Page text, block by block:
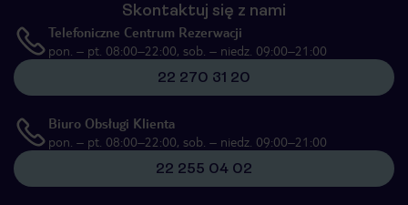
Skontaktuj się z nami
Telefoniczne Centrum Rezerwacji
pon. – pt. 08:00–22:00, sob. – niedz. 09:00–21:00
22 270 31 20
Biuro Obsługi Klienta
pon. – pt. 08:00–22:00, sob. – niedz. 09:00–21:00
22 255 04 02